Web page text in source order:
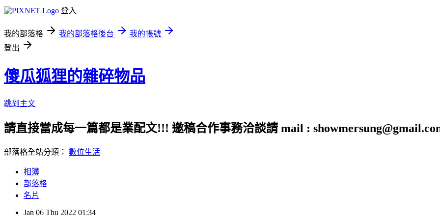
登入
我的部落格 我的部落格後台
我的帳號
登出
傻瓜狐狸的雜碎物品
跳到主文
請直接當成每一篇都是業配文!!! 邀稿合作事務洽談請 mail :
部落格全站分類： 數位生活
相簿
部落格
名片
Jan 06 Thu 2022 01:34